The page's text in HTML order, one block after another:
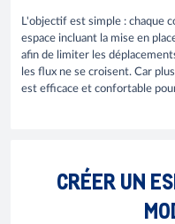
L'objectif est simple : chaque
espace incluant la mise en
afin de limiter les
les flux ne se croisent. Car
est efficace et confortable
CRÉER UN